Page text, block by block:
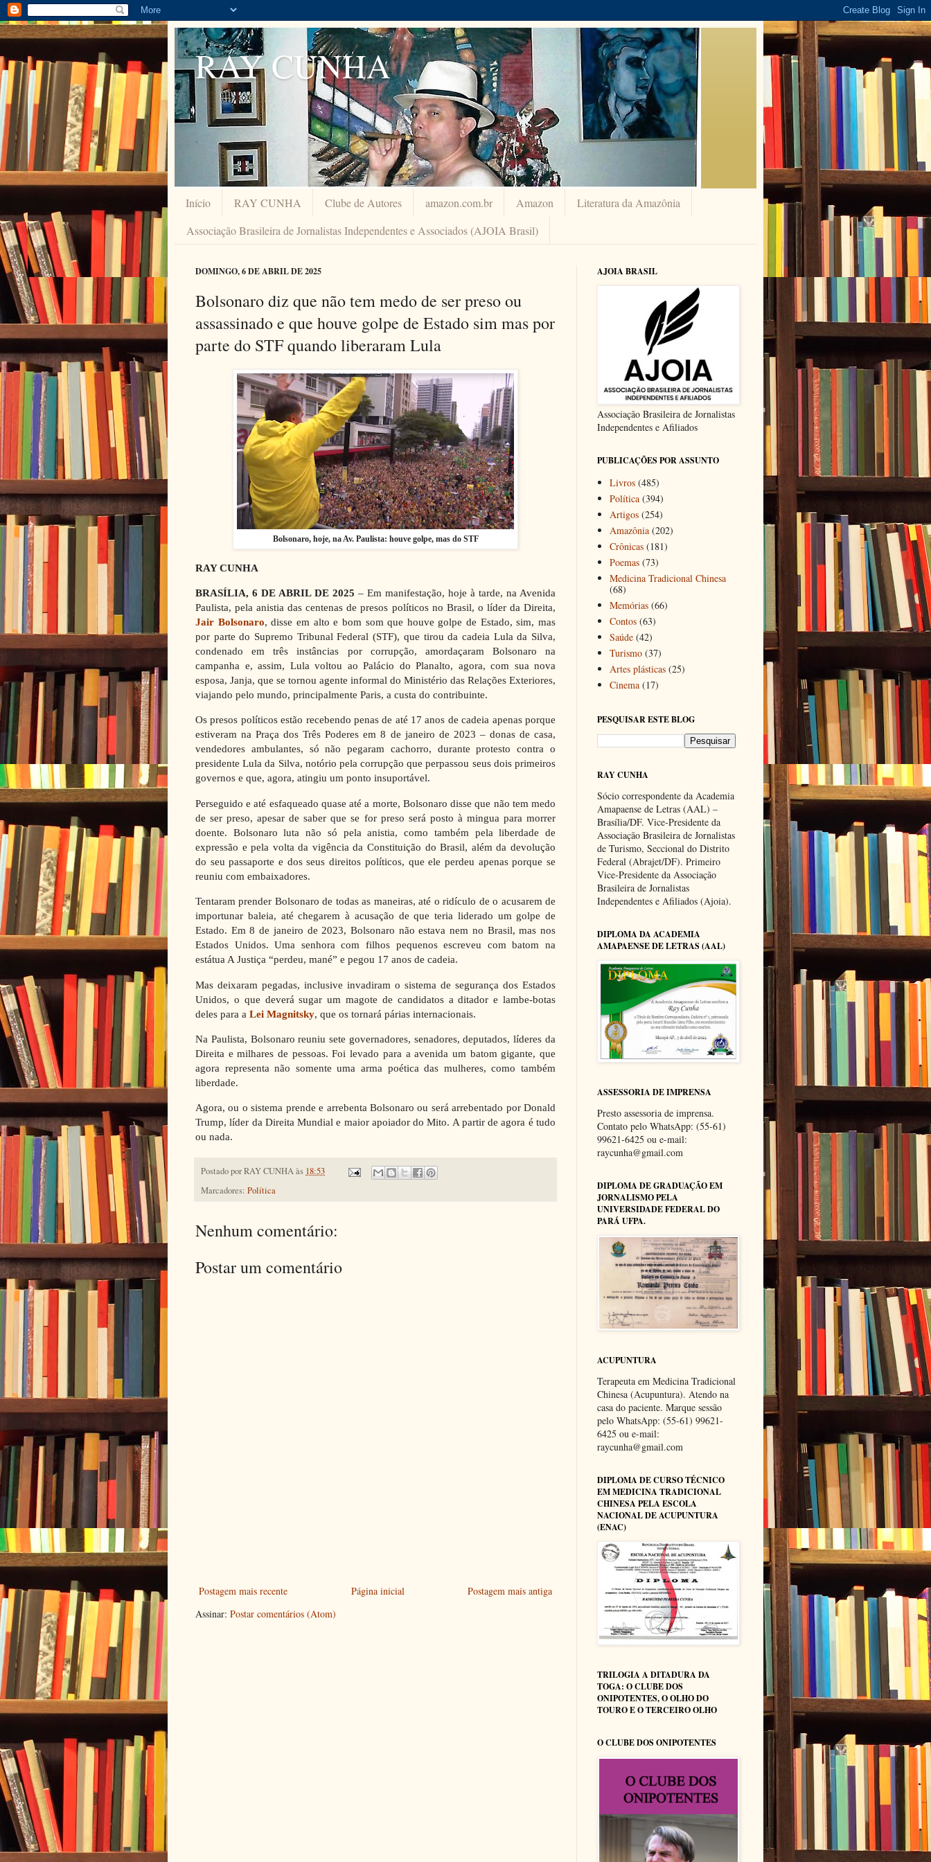
RAY CUNHA
Início RAY CUNHA Clube de Autores amazon.com.br Amazon
Literatura da Amazônia
Associação Brasileira de Jornalistas Independentes e Associados (AJOIA Brasil)
DOMINGO, 6 DE ABRIL DE 2025
Bolsonaro diz que não tem medo de ser preso ou
assassinado e que houve golpe de Estado sim mas por
parte do STF quando liberaram Lula
Bolsonaro, hoje, na Av. Paulista: houve golpe, mas do STF
RAY CUNHA
BRASÍLIA, 6 DE ABRIL DE 2025 – Em manifestação, hoje à tarde, na Avenida
Paulista, pela anistia das centenas de presos políticos no Brasil, o líder da Direita,
Jair Bolsonaro, disse em alto e bom som que houve golpe de Estado, sim, mas
por parte do Supremo Tribunal Federal (STF), que tirou da cadeia Lula da Silva,
condenado em três instâncias por corrupção, amordaçaram Bolsonaro na
campanha e, assim, Lula voltou ao Palácio do Planalto, agora, com sua nova
esposa, Janja, que se tornou agente informal do Ministério das Relações Exteriores,
viajando pelo mundo, principalmente Paris, a custa do contribuinte.
Os presos políticos estão recebendo penas de até 17 anos de cadeia apenas porque
estiveram na Praça dos Três Poderes em 8 de janeiro de 2023 – donas de casa,
vendedores ambulantes, só não pegaram cachorro, durante protesto contra o
presidente Lula da Silva, notório pela corrupção que perpassou seus dois primeiros
governos e que, agora, atingiu um ponto insuportável.
Perseguido e até esfaqueado quase até a morte, Bolsonaro disse que não tem medo
de ser preso, apesar de saber que se for preso será posto à mingua para morrer
doente. Bolsonaro luta não só pela anistia, como também pela liberdade de
expressão e pela volta da vigência da Constituição do Brasil, além da devolução
do seu passaporte e dos seus direitos políticos, que ele perdeu apenas porque se
reuniu com embaixadores.
Tentaram prender Bolsonaro de todas as maneiras, até o ridículo de o acusarem de
importunar baleia, até chegarem à acusação de que teria liderado um golpe de
Estado. Em 8 de janeiro de 2023, Bolsonaro não estava nem no Brasil, mas nos
Estados Unidos. Uma senhora com filhos pequenos escreveu com batom na
estátua A Justiça “perdeu, mané” e pegou 17 anos de cadeia.
Mas deixaram pegadas, inclusive invadiram o sistema de segurança dos Estados
Unidos, o que deverá sugar um magote de candidatos a ditador e lambe-botas
deles para a Lei Magnitsky, que os tornará párias internacionais.
Na Paulista, Bolsonaro reuniu sete governadores, senadores, deputados, líderes da
Direita e milhares de pessoas. Foi levado para a avenida um batom gigante, que
agora representa não somente uma arma poética das mulheres, como também
liberdade.
Agora, ou o sistema prende e arrebenta Bolsonaro ou será arrebentado por Donald
Trump, líder da Direita Mundial e maior apoiador do Mito. A partir de agora é tudo
ou nada.
Postado porRAY CUNHAàs 18:53
Marcadores: Política
Nenhum comentário:
Postar um comentário
Postagem mais recente Postagem mais antiga
Página inicial
Assinar: Postar comentários (Atom)
AJOIA BRASIL
Associação Brasileira de Jornalistas
Independentes e Afiliados
PUBLICAÇÕES POR ASSUNTO
Livros (485)
Política (394)
Artigos (254)
Amazônia (202)
Crônicas (181)
Poemas (73)
Medicina Tradicional Chinesa
(68)
Memórias (66)
Contos (63)
Saúde (42)
Turismo (37)
Artes plásticas (25)
Cinema (17)
PESQUISAR ESTE BLOG
RAY CUNHA
Sócio correspondente da Academia
Amapaense de Letras (AAL) –
Brasília/DF. Vice-Presidente da
Associação Brasileira de Jornalistas
de Turismo, Seccional do Distrito
Federal (Abrajet/DF). Primeiro
Vice-Presidente da Associação
Brasileira de Jornalistas
Independentes e Afiliados (Ajoia).
DIPLOMA DA ACADEMIA
AMAPAENSE DE LETRAS (AAL)
ASSESSORIA DE IMPRENSA
Presto assessoria de imprensa.
Contato pelo WhatsApp: (55-61)
99621-6425 ou e-mail:
raycunha@gmail.com
DIPLOMA DE GRADUAÇÃO EM
JORNALISMO PELA
UNIVERSIDADE FEDERAL DO
PARÁ UFPA.
ACUPUNTURA
Terapeuta em Medicina Tradicional
Chinesa (Acupuntura). Atendo na
casa do paciente. Marque sessão
pelo WhatsApp: (55-61) 99621-
6425 ou e-mail:
raycunha@gmail.com
DIPLOMA DE CURSO TÉCNICO
EM MEDICINA TRADICIONAL
CHINESA PELA ESCOLA
NACIONAL DE ACUPUNTURA
(ENAC)
TRILOGIA A DITADURA DA
TOGA: O CLUBE DOS
ONIPOTENTES, O OLHO DO
TOURO E O TERCEIRO OLHO
O CLUBE DOS ONIPOTENTES